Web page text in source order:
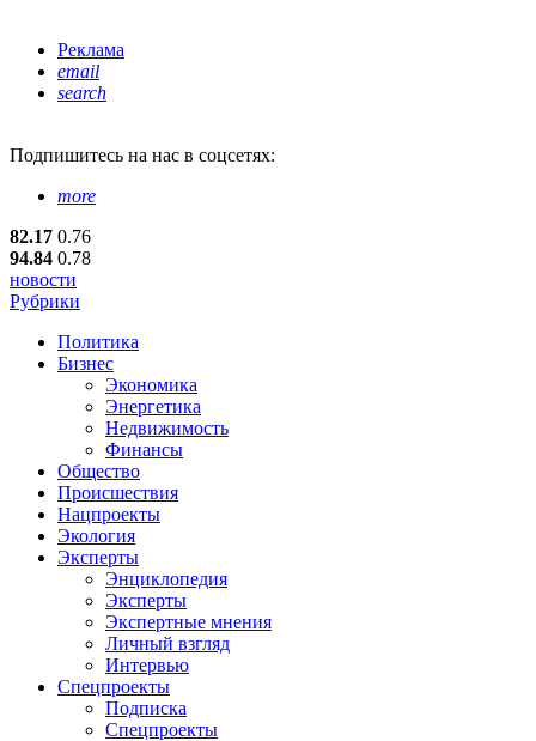
Реклама
email
search
Подпишитесь на нас в соцсетях:
more
82.17 0.76
94.84 0.78
новости
Рубрики
Политика
Бизнес
Экономика
Энергетика
Недвижимость
Финансы
Общество
Происшествия
Нацпроекты
Экология
Эксперты
Энциклопедия
Эксперты
Экспертные мнения
Личный взгляд
Интервью
Спецпроекты
Подписка
Спецпроекты